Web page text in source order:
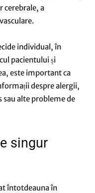
cerebrale, a
individual, în
pacientului și
este important ca
despre alergii,
alte probleme de
singur
întotdeauna în